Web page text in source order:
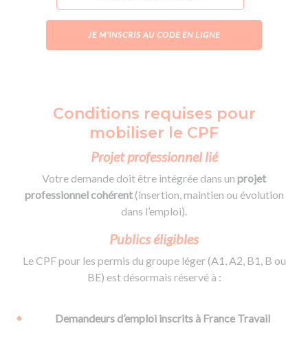
JE M’INSCRIS AU CODE EN LIGNE
Conditions requises pour
mobiliser le CPF
Projet professionnel lié
Votre demande doit être intégrée dans un projet
professionnel cohérent(insertion, maintien ou évolution
dans l’emploi).
Publics éligibles
Le CPF pour les permis du groupe léger (A1, A2, B1, B ou
BE) est désormais réservé à :
Demandeurs d’emploi inscrits à France Travail